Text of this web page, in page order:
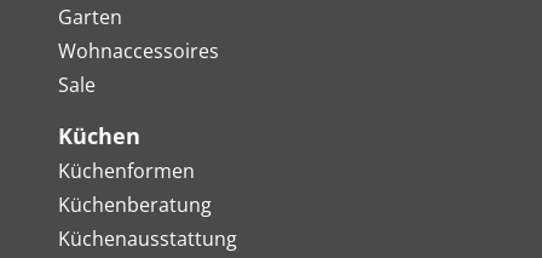
Garten
Wohnaccessoires
Sale
Küchen
Küchenformen
Küchenberatung
Küchenausstattung